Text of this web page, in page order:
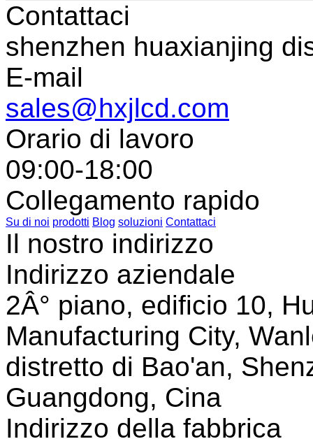
Contattaci
shenzhen huaxianjing
E-mail
sales@hxjlcd.com
Orario di lavoro
09:00-18:00
Collegamento rapido
Su di noi prodotti Blog soluzioni Contattaci
Il nostro indirizzo
Indirizzo aziendale
2Â° piano, edificio 10,
Manufacturing City,
distretto di Bao'an,
Guangdong, Cina
Indirizzo della fabbrica